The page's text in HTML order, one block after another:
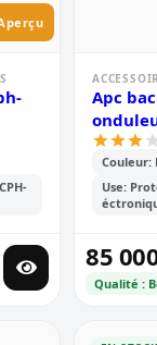
Apc
550 va
sortie
Couleur:
Use:
85
Qualité :